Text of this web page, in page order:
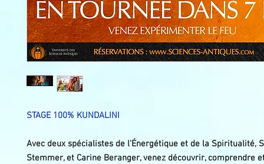
STAGE 100% KUNDALINI
Avec deux spécialistes de l'Énergétique et de la Spiritualité,
Stemmer, et Carine Beranger, venez découvrir, comprendre